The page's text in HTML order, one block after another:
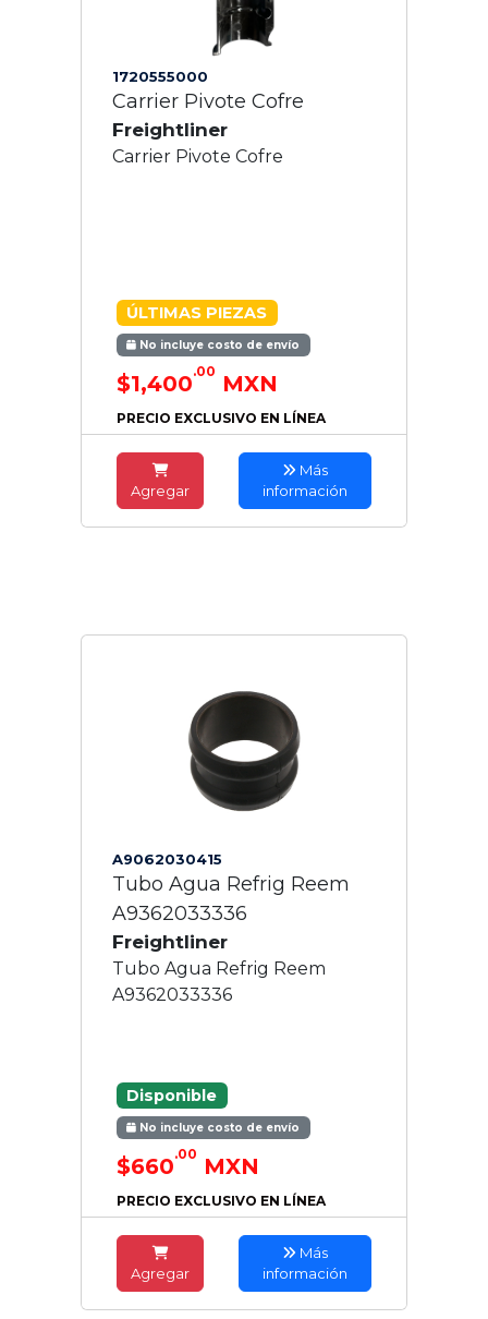
1720555000
Carrier Pivote Cofre
Freightliner
Carrier Pivote Cofre
ÚLTIMAS PIEZAS
No incluye costo de envío
$1,400.00 MXN
PRECIO EXCLUSIVO EN LÍNEA
Agregar
Más
información
A9062030415
Tubo Agua Refrig Reem
A9362033336
Freightliner
Tubo Agua Refrig Reem
A9362033336
Disponible
No incluye costo de envío
$660.00 MXN
PRECIO EXCLUSIVO EN LÍNEA
Agregar
Más
información